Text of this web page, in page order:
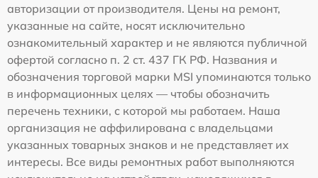
авторизации от производителя. Цены на ремонт,
указанные на сайте, носят исключительно
ознакомительный характер и не являются публичной
офертой согласно п. 2 ст. 437 ГК РФ. Названия и
обозначения торговой марки MSI упоминаются только
в информационных целях — чтобы обозначить
перечень техники, с которой мы работаем. Наша
организация не аффилирована с владельцами
указанных товарных знаков и не представляет их
интересы. Все виды ремонтных работ выполняются